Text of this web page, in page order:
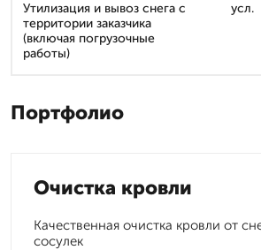
Утилизация и вывоз снега с
территории заказчика
(включая погрузочные
работы)
усл.
Портфолио
Очистка кровли
Качественная очистка кровли от
сосулек